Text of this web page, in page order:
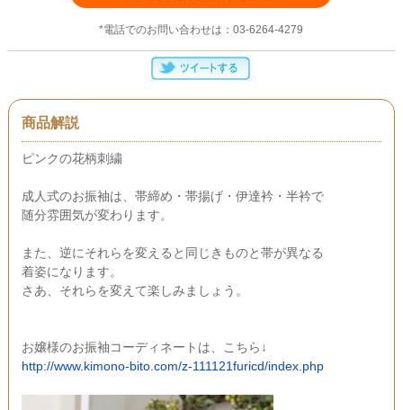
*電話でのお問い合わせは：03-6264-4279
商品解説
ピンクの花柄刺繍
成人式のお振袖は、帯締め・帯揚げ・伊達衿・半衿で
随分雰囲気が変わります。
また、逆にそれらを変えると同じきものと帯が異なる
着姿になります。
さあ、それらを変えて楽しみましょう。
お嬢様のお振袖コーディネートは、こちら↓
http://www.kimono-bito.com/z-111121furicd/index.php